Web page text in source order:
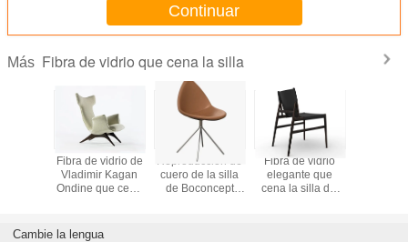
Continuar
Más Fibra de vidrio que cena la silla
Fibra de vidrio de
Vladimir Kagan
Ondine que cena
silla diversos
Reproducción de
cuero de la silla
de Boconcept
Fibra de vidrio
elegante que
cena la silla del
Cambie la lengua